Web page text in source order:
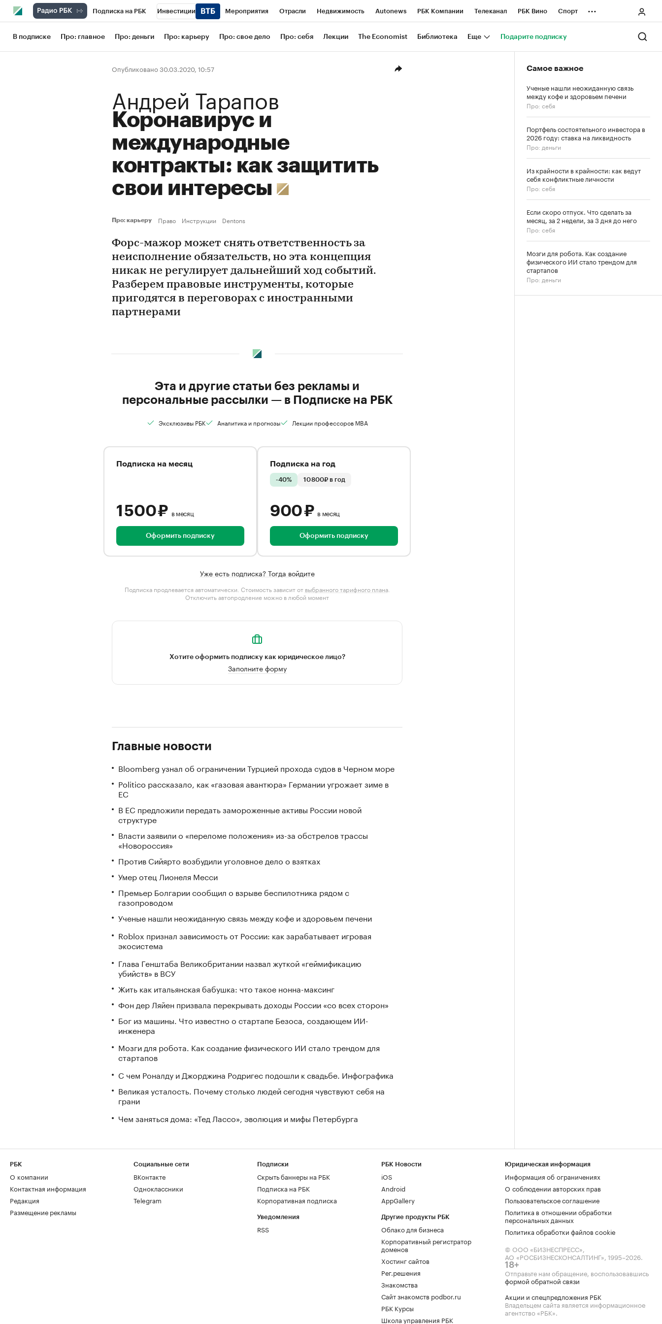
Подписка на РБК Инвестиции Мероприятия Отрасли Недвижимость Autonews РБК Компании Телеканал РБК Вино Спорт
Школа управления РБК РБК Образование РБК Life Тренды Визионеры Национальные проекты Город
Рынок наличной валюты
...
В подписке Про: главное Про: деньги Про: карьеру Про: свое дело Про: себя Лекции The Economist Библиотека Еще Подарите подписку
Опубликовано 30.03.2020, 10:57
Андрей Тарапов
Коронавирус и
международные
контракты: как защитить
свои интересы
Про: карьеру Право Инструкции Dentons
Форс-мажор может снять ответственность за
неисполнение обязательств, но эта концепция
никак не регулирует дальнейший ход событий.
Разберем правовые инструменты, которые
пригодятся в переговорах с иностранными
партнерами
Эта и другие статьи без рекламы и
персональные рассылки — в Подписке на РБК
Эксклюзивы РБК Аналитика и прогнозы Лекции профессоров MBA
Подписка на месяц
1 500 ₽ в месяц
Оформить подписку
Подписка на год
-40% 10 800₽ в год
900 ₽ в месяц
Оформить подписку
Уже есть подписка? Тогда войдите
Подписка продлевается автоматически. Стоимость зависит от выбранного тарифного плана.
Отключить автопродление можно в любой момент
Хотите оформить подписку как юридическое лицо?
Заполните форму
Главные новости
Bloomberg узнал об ограничении Турцией прохода судов в Черном море
Politico рассказало, как «газовая авантюра» Германии угрожает зиме в
ЕС
В ЕС предложили передать замороженные активы России новой
структуре
Власти заявили о «переломе положения» из-за обстрелов трассы
«Новороссия»
Против Сийярто возбудили уголовное дело о взятках
Умер отец Лионеля Месси
Премьер Болгарии сообщил о взрыве беспилотника рядом с
газопроводом
Ученые нашли неожиданную связь между кофе и здоровьем печени
Roblox признал зависимость от России: как зарабатывает игровая
экосистема
Глава Генштаба Великобритании назвал жуткой «геймификацию
убийств» в ВСУ
Жить как итальянская бабушка: что такое нонна-максинг
Фон дер Ляйен призвала перекрывать доходы России «со всех сторон»
Бог из машины. Что известно о стартапе Безоса, создающем ИИ-
инженера
Мозги для робота. Как создание физического ИИ стало трендом для
стартапов
С чем Роналду и Джорджина Родригес подошли к свадьбе. Инфографика
Великая усталость. Почему столько людей сегодня чувствуют себя на
грани
Чем заняться дома: «Тед Лассо», эволюция и мифы Петербурга
Самое важное
Ученые нашли неожиданную связь
между кофе и здоровьем печени
Про: себя
Портфель состоятельного инвестора в
2026 году: ставка на ликвидность
Про: деньги
Из крайности в крайности: как ведут
себя конфликтные личности
Про: себя
Если скоро отпуск. Что сделать за
месяц, за 2 недели, за 3 дня до него
Про: себя
Мозги для робота. Как создание
физического ИИ стало трендом для
стартапов
Про: деньги
РБК
О компании
Контактная информация
Редакция
Размещение рекламы
Социальные сети
ВКонтакте
Одноклассники
Telegram
Подписки
Скрыть баннеры на РБК
Подписка на РБК
Корпоративная подписка
Уведомления
RSS
РБК Новости
iOS
Android
AppGallery
Другие продукты РБК
Облако для бизнеса
Корпоративный регистратор
доменов
Хостинг сайтов
Рег.решения
Знакомства
Сайт знакомств podbor.ru
РБК Курсы
Школа управления РБК
Юридическая информация
Информация об ограничениях
О соблюдении авторских прав
Пользовательское соглашение
Политика в отношении обработки
персональных данных
Политика обработки файлов cookie
© ООО «БИЗНЕСПРЕСС»,
АО «РОСБИЗНЕСКОНСАЛТИНГ», 1995–2026.
18+
Отправьте нам обращение, воспользовавшись
формой обратной связи
Акции и спецпредложения РБК
Владельцем сайта является информационное
агентство «РБК».